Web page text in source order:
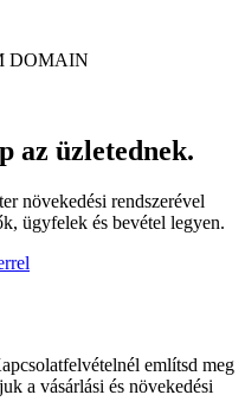
DOMAIN
az üzletednek.
növekedési rendszerével
ügyfelek és bevétel legyen.
említsd meg
a vásárlási és növekedési